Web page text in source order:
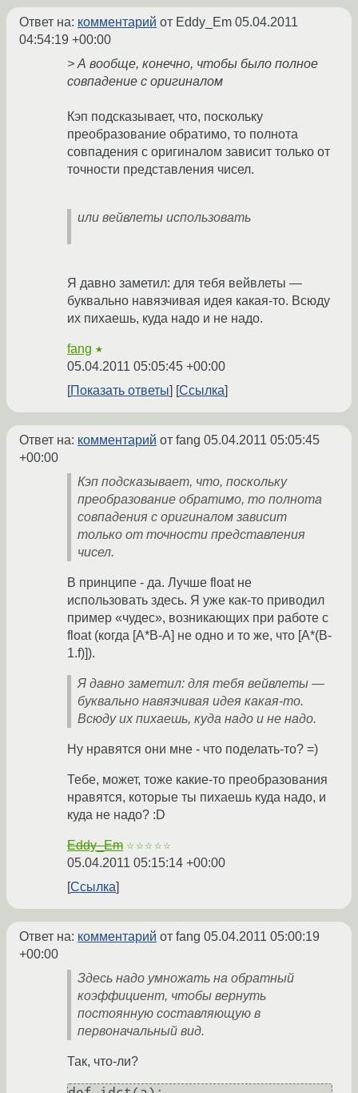
Ответ на: комментарий от Eddy_Em 05.04.2011
04:54:19 +00:00
> А вообще, конечно, чтобы было полное
совпадение с оригиналом
Кэп подсказывает, что, поскольку
преобразование обратимо, то полнота
совпадения с оригиналом зависит только от
точности представления чисел.
или вейвлеты использовать
Я давно заметил: для тебя вейвлеты —
буквально навязчивая идея какая-то. Всюду
их пихаешь, куда надо и не надо.
fang ★
05.04.2011 05:05:45 +00:00
Показать ответы
Ссылка
Ответ на: комментарий от fang 05.04.2011 05:05:45
+00:00
Кэп подсказывает, что, поскольку
преобразование обратимо, то полнота
совпадения с оригиналом зависит
только от точности представления
чисел.
В принципе - да. Лучше float не
использовать здесь. Я уже как-то приводил
пример «чудес», возникающих при работе с
float (когда [A*B-A] не одно и то же, что [A*(B-
1.f)]).
Я давно заметил: для тебя вейвлеты —
буквально навязчивая идея какая-то.
Всюду их пихаешь, куда надо и не надо.
Ну нравятся они мне - что поделать-то? =)
Тебе, может, тоже какие-то преобразования
нравятся, которые ты пихаешь куда надо, и
куда не надо? :D
Eddy_Em ☆☆☆☆☆
05.04.2011 05:15:14 +00:00
Ссылка
Ответ на: комментарий от fang 05.04.2011 05:00:19
+00:00
Здесь надо умножать на обратный
коэффициент, чтобы вернуть
постоянную составляющую в
первоначальный вид.
Так, что-ли?